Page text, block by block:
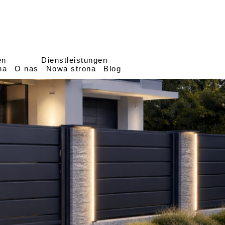
Dienstleistungen
O nas Nowa strona Blog